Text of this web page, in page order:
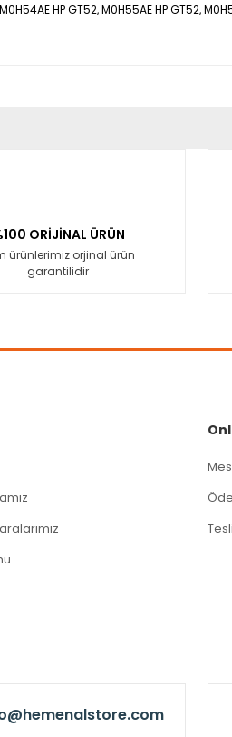
HP GT52, M0H55AE HP GT52,
ORİJİNAL ÜRÜN
ürünlerimiz orjinal ürün
garantilidir